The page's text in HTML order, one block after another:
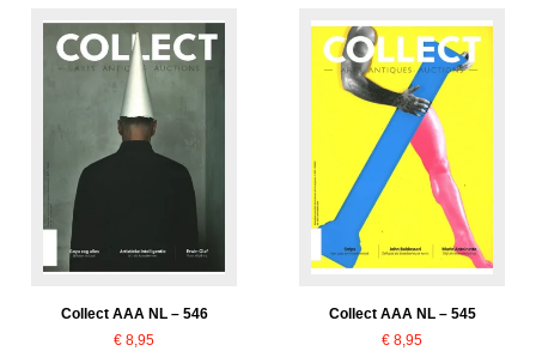
Collect AAA NL – 546
€ 8,95
Collect AAA NL – 545
€ 8,95